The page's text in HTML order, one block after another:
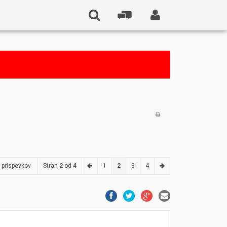
prispevkov Stran 2 od 4 1 2 3 4